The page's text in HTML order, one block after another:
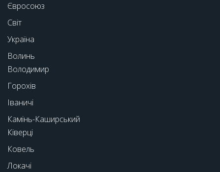
Євросоюз
Світ
Україна
Волинь
Володимир
Горохів
Іваничі
Камінь-Каширський
Ківерці
Ковель
Локачі